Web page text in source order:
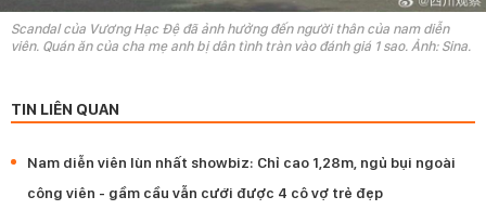
Scandal của Vương Hạc Đệ đã ảnh hưởng đến người thân của nam diễn
viên. Quán ăn của cha mẹ anh bị dân tình tràn vào đánh giá 1 sao. Ảnh: Sina.
TIN LIÊN QUAN
Nam diễn viên lùn nhất showbiz: Chỉ cao 1,28m, ngủ bụi ngoài
công viên - gầm cầu vẫn cưới được 4 cô vợ trẻ đẹp